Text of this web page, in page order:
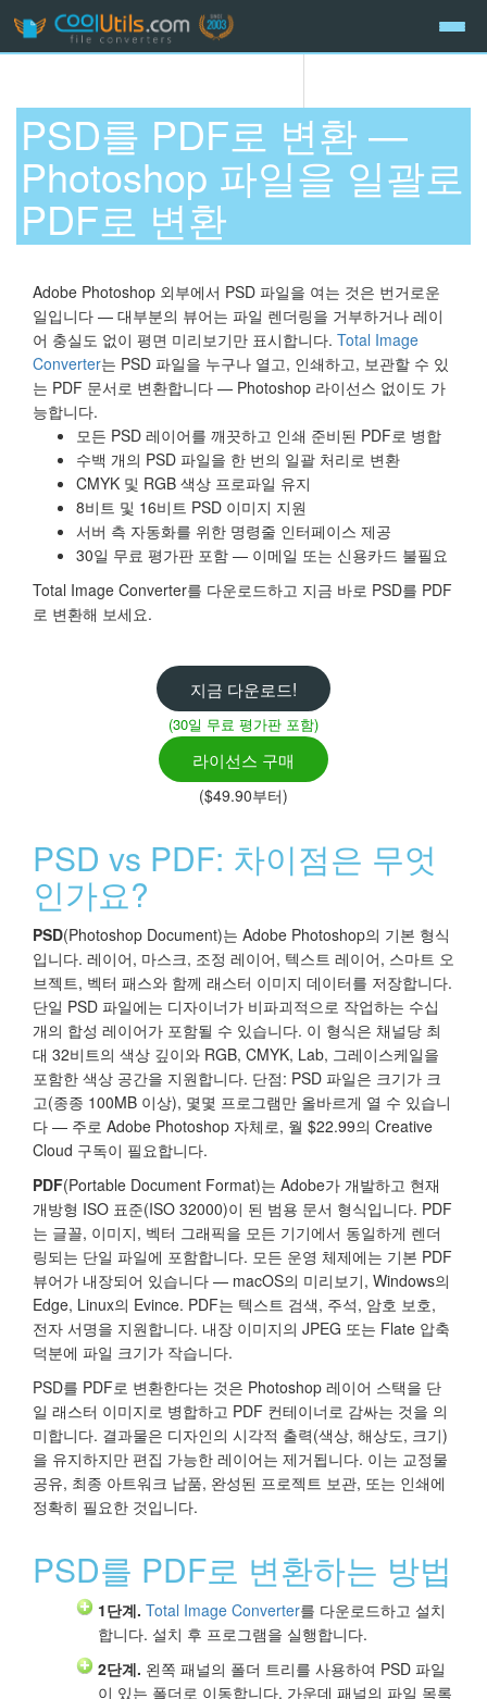
PSD를 PDF로 변환 —
Photoshop 파일을 일괄로
PDF로 변환
Adobe Photoshop 외부에서 PSD 파일을 여는 것은 번거로운
일입니다 — 대부분의 뷰어는 파일 렌더링을 거부하거나 레이
어 충실도 없이 평면 미리보기만 표시합니다. Total Image
Converter는 PSD 파일을 누구나 열고, 인쇄하고, 보관할 수 있
는 PDF 문서로 변환합니다 — Photoshop 라이선스 없이도 가
능합니다.
모든 PSD 레이어를 깨끗하고 인쇄 준비된 PDF로 병합
수백 개의 PSD 파일을 한 번의 일괄 처리로 변환
CMYK 및 RGB 색상 프로파일 유지
8비트 및 16비트 PSD 이미지 지원
서버 측 자동화를 위한 명령줄 인터페이스 제공
30일 무료 평가판 포함 — 이메일 또는 신용카드 불필요
Total Image Converter를 다운로드하고 지금 바로 PSD를 PDF
로 변환해 보세요.
지금 다운로드!
(30일 무료 평가판 포함)
라이선스 구매
($49.90부터)
PSD vs PDF: 차이점은 무엇
인가요?
PSD(Photoshop Document)는 Adobe Photoshop의 기본 형식
입니다. 레이어, 마스크, 조정 레이어, 텍스트 레이어, 스마트 오
브젝트, 벡터 패스와 함께 래스터 이미지 데이터를 저장합니다.
단일 PSD 파일에는 디자이너가 비파괴적으로 작업하는 수십
개의 합성 레이어가 포함될 수 있습니다. 이 형식은 채널당 최
대 32비트의 색상 깊이와 RGB, CMYK, Lab, 그레이스케일을
포함한 색상 공간을 지원합니다. 단점: PSD 파일은 크기가 크
고(종종 100MB 이상), 몇몇 프로그램만 올바르게 열 수 있습니
다 — 주로 Adobe Photoshop 자체로, 월 $22.99의 Creative
Cloud 구독이 필요합니다.
PDF(Portable Document Format)는 Adobe가 개발하고 현재
개방형 ISO 표준(ISO 32000)이 된 범용 문서 형식입니다. PDF
는 글꼴, 이미지, 벡터 그래픽을 모든 기기에서 동일하게 렌더
링되는 단일 파일에 포함합니다. 모든 운영 체제에는 기본 PDF
뷰어가 내장되어 있습니다 — macOS의 미리보기, Windows의
Edge, Linux의 Evince. PDF는 텍스트 검색, 주석, 암호 보호,
전자 서명을 지원합니다. 내장 이미지의 JPEG 또는 Flate 압축
덕분에 파일 크기가 작습니다.
PSD를 PDF로 변환한다는 것은 Photoshop 레이어 스택을 단
일 래스터 이미지로 병합하고 PDF 컨테이너로 감싸는 것을 의
미합니다. 결과물은 디자인의 시각적 출력(색상, 해상도, 크기)
을 유지하지만 편집 가능한 레이어는 제거됩니다. 이는 교정물
공유, 최종 아트워크 납품, 완성된 프로젝트 보관, 또는 인쇄에
정확히 필요한 것입니다.
PSD를 PDF로 변환하는 방법
1단계. Total Image Converter를 다운로드하고 설치
합니다. 설치 후 프로그램을 실행합니다.
2단계. 왼쪽 패널의 폴더 트리를 사용하여 PSD 파일
이 있는 폴더로 이동합니다. 가운데 패널의 파일 목록